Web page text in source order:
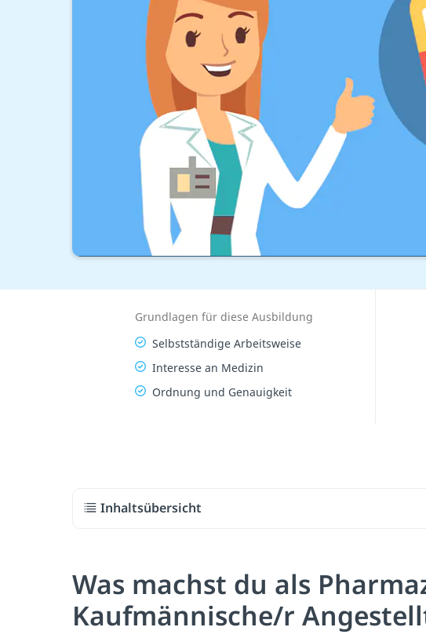
Grundlagen für diese Ausbildung
Selbstständige Arbeitsweise
Interesse an Medizin
Ordnung und Genauigkeit
Inhaltsübersicht
Was machst du als
Kaufmännische/r